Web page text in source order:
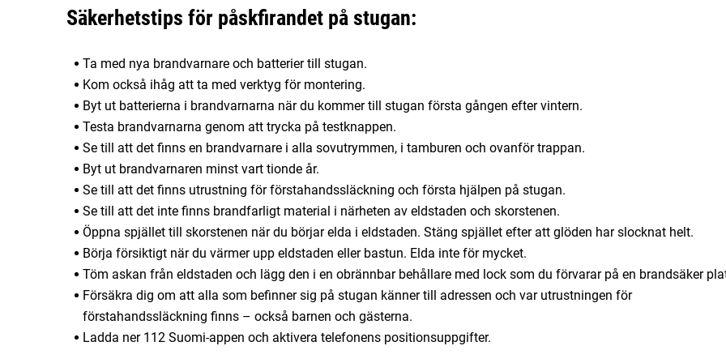
Säkerhetstips för påskfirandet på stugan:
Ta med nya brandvarnare och batterier till stugan.
Kom också ihåg att ta med verktyg för montering.
Byt ut batterierna i brandvarnarna när du kommer till stugan första gången efter vintern.
Testa brandvarnarna genom att trycka på testknappen.
Se till att det finns en brandvarnare i alla sovutrymmen, i tamburen och ovanför trappan.
Byt ut brandvarnaren minst vart tionde år.
Se till att det finns utrustning för förstahandssläckning och första hjälpen på stugan.
Se till att det inte finns brandfarligt material i närheten av eldstaden och skorstenen.
Öppna spjället till skorstenen när du börjar elda i eldstaden. Stäng spjället efter att glöden har slocknat helt.
Börja försiktigt när du värmer upp eldstaden eller bastun. Elda inte för mycket.
Töm askan från eldstaden och lägg den i en obrännbar behållare med lock som du förvarar på en brandsäker
Försäkra dig om att alla som befinner sig på stugan känner till adressen och var utrustningen för
förstahandssläckning finns – också barnen och gästerna.
Ladda ner 112 Suomi-appen och aktivera telefonens positionsuppgifter.